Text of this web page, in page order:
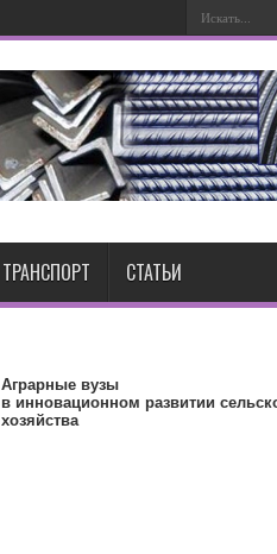
ТРАНСПОРТ СТАТЬИ
Аграрные вузы
в инновационном развитии
хозяйства